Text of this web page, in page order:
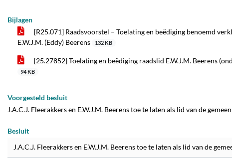
Bijlagen
[R25.071] Raadsvoorstel – Toelating en beëdiging benoemd
E.W.J.M. (Eddy) Beerens
132 KB
[25.27852] Toelating en beëdiging raadslid E.W.J.M. Beerens
94 KB
Voorgesteld besluit
J.A.C.J. Fleerakkers en E.W.J.M. Beerens toe te laten als lid van de
Besluit
J.A.C.J. Fleerakkers en E.W.J.M. Beerens toe te laten als lid van de